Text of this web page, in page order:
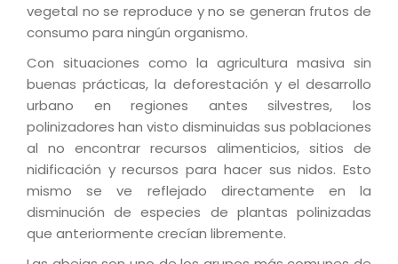
vegetal no se reproduce y no se generan frutos de
consumo para ningún organismo.
Con situaciones como la agricultura masiva sin
buenas prácticas, la deforestación y el desarrollo
urbano en regiones antes silvestres, los
polinizadores han visto disminuidas sus poblaciones
al no encontrar recursos alimenticios, sitios de
nidificación y recursos para hacer sus nidos. Esto
mismo se ve reflejado directamente en la
disminución de especies de plantas polinizadas
que anteriormente crecían libremente.